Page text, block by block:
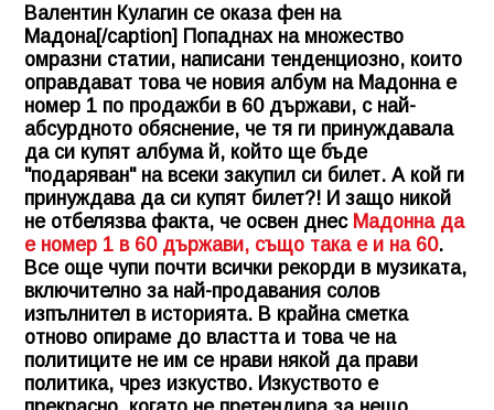
Валентин Кулагин се оказа фен на
Мадона[/caption] Попаднах на множество
омразни статии, написани тенденциозно, които
оправдават това че новия албум на Мадонна е
номер 1 по продажби в 60 държави, с най-
абсурдното обяснение, че тя ги принуждавала
да си купят албума й, който ще бъде
"подаряван" на всеки закупил си билет. А кой ги
принуждава да си купят билет?! И защо никой
не отбелязва факта, че освен днес Мадонна да
е номер 1 в 60 държави, също така е и на 60.
Все още чупи почти всички рекорди в музиката,
включително за най-продавания солов
изпълнител в историята. В крайна сметка
отново опираме до властта и това че на
политиците не им се нрави някой да прави
политика, чрез изкуство. Изкуството е